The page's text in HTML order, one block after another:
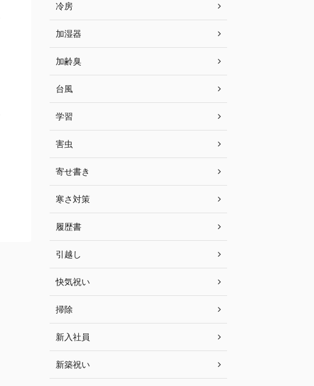
冷房
加湿器
加齢臭
台風
学習
害虫
寄せ書き
寒さ対策
履歴書
引越し
快気祝い
掃除
新入社員
新築祝い